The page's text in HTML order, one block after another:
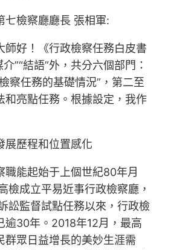
七檢察廳廳長 張相軍:
師好！《行政檢察任務白皮書
介”“結語”外，共分六個部門：
察任務的基礎情況”，第二至
和亮點任務。根據設定，我作
展歷程和位置感化
職能起始于上個世紀80年月
檢成立平易近事行政檢察廳，
訟監督試點任務以來，行政檢
逾30年。2018年12月，最高
群眾日益增長的美妙生涯需